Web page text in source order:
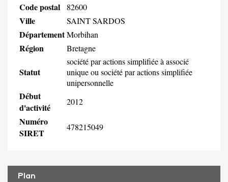
Code postal 82600
Ville SAINT SARDOS
DépartementMorbihan
Région Bretagne
Statut
société par actions simplifiée à associé
unique ou société par actions simplifiée
unipersonnelle
Début
d'activité
2012
Numéro
SIRET
478215049
Plan